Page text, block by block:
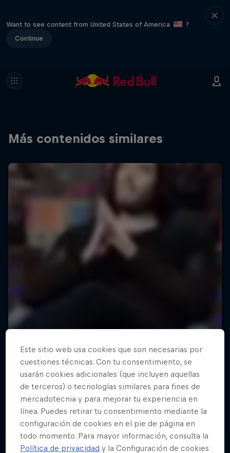
Want to see content from United States of America
?
Continue
Más contenidos similares
Este sitio web usa cookies que son necesarias por
cuestiones técnicas. Con tu consentimiento, se
usarán cookies adicionales (que incluyen aquellas
de terceros) o tecnologías similares para fines de
mercadotecnia y para mejorar tu experiencia en
línea. Puedes retirar tu consentimiento mediante la
configuración de cookies en el pie de página en
todo momento. Para mayor información, consulta la
Política de privacidad y la Configuración de cookies